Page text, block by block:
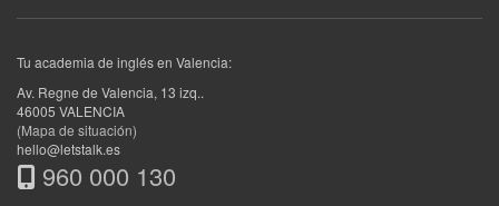
Tu academia de inglés en Valencia:
Av. Regne de Valencia, 13 izq..
46005 VALENCIA
(Mapa de situación)
hello@letstalk.es
960 000 130